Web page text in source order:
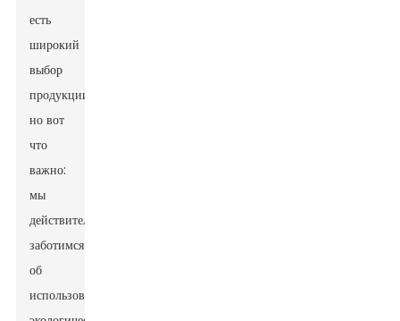
есть
широкий
выбор
продукции,
но вот
что
важно:
мы
действительно
заботимся
об
использовании